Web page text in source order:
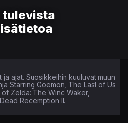
tulevista
ajat. Suosikkeihin kuuluvat muun
Starring Goemon, The Last of Us
Zelda: The Wind Waker,
Redemption II.